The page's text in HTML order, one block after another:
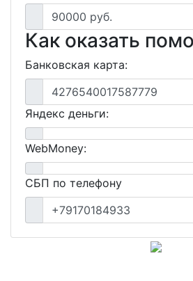
90000 руб.
Как оказать
Банковская карта:
4276540017587779
Яндекс деньги:
WebMoney:
СБП по телефону
+79170184933